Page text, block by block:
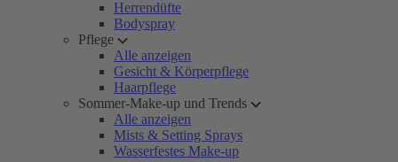
Herrendüfte
Bodyspray
Pflege
Alle anzeigen
Gesicht & Körperpflege
Haarpflege
Sommer-Make-up und Trends
Alle anzeigen
Mists & Setting Sprays
Wasserfestes Make-up